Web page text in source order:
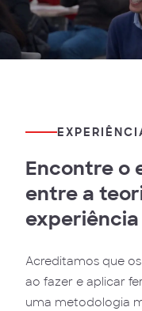
Encontre o
entre a
experiência
Acreditamos que
ao fazer e aplicar
uma metodologia